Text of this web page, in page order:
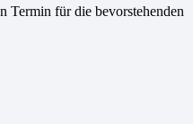
Termin für die bevorstehenden